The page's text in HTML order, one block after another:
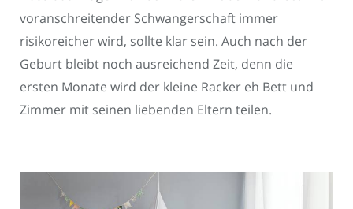
voranschreitender Schwangerschaft immer
risikoreicher wird, sollte klar sein. Auch nach der
Geburt bleibt noch ausreichend Zeit, denn die
ersten Monate wird der kleine Racker eh Bett und
Zimmer mit seinen liebenden Eltern teilen.